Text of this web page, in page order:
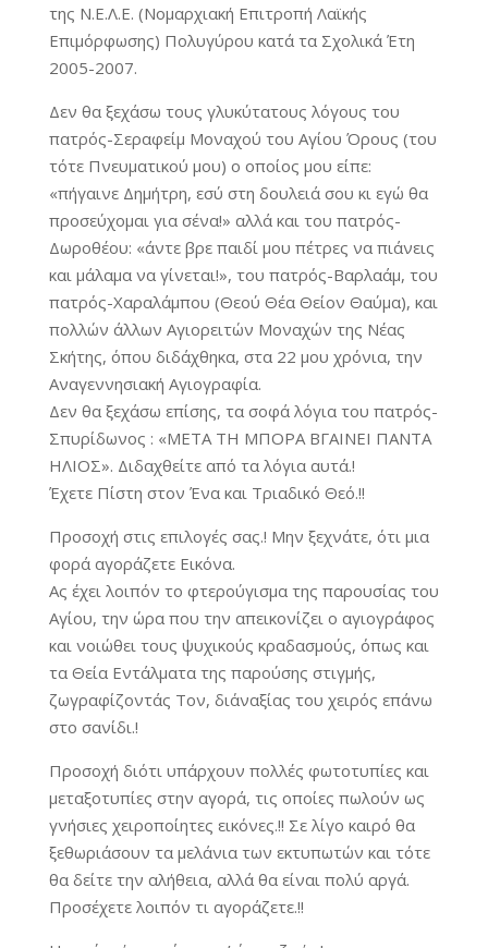
της Ν.Ε.Λ.Ε. (Νομαρχιακή Επιτροπή Λαϊκής
Επιμόρφωσης) Πολυγύρου κατά τα Σχολικά Έτη
2005-2007.
Δεν θα ξεχάσω τους γλυκύτατους λόγους του
πατρός-Σεραφείμ Μοναχού του Αγίου Όρους (του
τότε Πνευματικού μου) ο οποίος μου είπε:
«πήγαινε Δημήτρη, εσύ στη δουλειά σου κι εγώ θα
προσεύχομαι για σένα!» αλλά και του πατρός-
Δωροθέου: «άντε βρε παιδί μου πέτρες να πιάνεις
και μάλαμα να γίνεται!», του πατρός-Βαρλαάμ, του
πατρός-Χαραλάμπου (Θεού Θέα Θείον Θαύμα), και
πολλών άλλων Αγιορειτών Μοναχών της Νέας
Σκήτης, όπου διδάχθηκα, στα 22 μου χρόνια, την
Αναγεννησιακή Αγιογραφία.
Δεν θα ξεχάσω επίσης, τα σοφά λόγια του πατρός-
Σπυρίδωνος : «ΜΕΤΑ ΤΗ ΜΠΟΡΑ ΒΓΑΙΝΕΙ ΠΑΝΤΑ
ΗΛΙΟΣ». Διδαχθείτε από τα λόγια αυτά.!
Έχετε Πίστη στον Ένα και Τριαδικό Θεό.!!
Προσοχή στις επιλογές σας.! Μην ξεχνάτε, ότι μια
φορά αγοράζετε Εικόνα.
Ας έχει λοιπόν το φτερούγισμα της παρουσίας του
Αγίου, την ώρα που την απεικονίζει ο αγιογράφος
και νοιώθει τους ψυχικούς κραδασμούς, όπως και
τα Θεία Εντάλματα της παρούσης στιγμής,
ζωγραφίζοντάς Τον, δι΄αναξίας του χειρός επάνω
στο σανίδι.!
Προσοχή διότι υπάρχουν πολλές φωτοτυπίες και
μεταξοτυπίες στην αγορά, τις οποίες πωλούν ως
γνήσιες χειροποίητες εικόνες.!! Σε λίγο καιρό θα
ξεθωριάσουν τα μελάνια των εκτυπωτών και τότε
θα δείτε την αλήθεια, αλλά θα είναι πολύ αργά.
Προσέχετε λοιπόν τι αγοράζετε.!!